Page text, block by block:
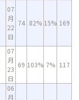
07
月
22
日
74 82% 15% 169
07
月
23
日
69 103% 7% 117
06
月